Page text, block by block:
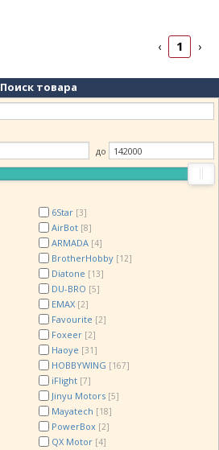
‹ 1 ›
Поиск товара
до
6Star [3]
AirBot [8]
ARMADA [4]
BrotherHobby [12]
Diatone [13]
DU-BRO [5]
EMAX [2]
Favourite [2]
Foxeer [2]
Haoye [31]
HOBBYWING [167]
iFlight [7]
Jinyu Motors [5]
Mayatech [18]
PowerBox [2]
QX Motor [4]